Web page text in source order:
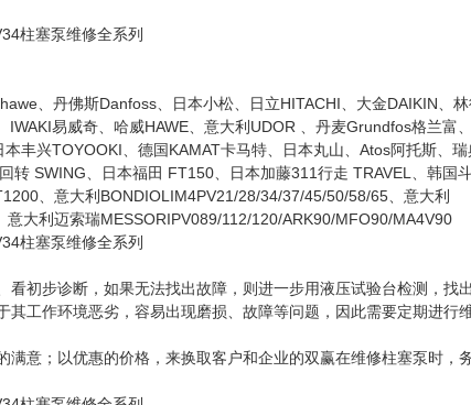
、丹佛斯Danfoss、日本小松、日立HITACHI、大金DAIKIN、
易威奇、哈威HAWE、意大利UDOR 、丹麦Grundfos格兰富
丰兴TOYOOKI、德国KAMAT卡马特、日本丸山、Atos阿托斯、
SWING、日本福田 FT150、日本加藤311行走 TRAVEL、韩国
、意大利BONDIOLIM4PV21/28/34/37/45/50/58/65、意大利
大利迈索瑞MESSORIPV089/112/120/ARK90/MFO90/MA4V90
初步诊断，如果无法找出故障，则进一步用液压试验台检测，找
工作环境恶劣，容易出现磨损、故障等问题，因此需要定期进行
意；以优惠的价格，来换取客户和企业的双赢在维修柱塞泵时，